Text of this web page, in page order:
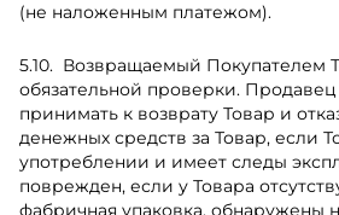
(не наложенным платежом).
Возвращаемый Покупателем
обязательной проверки.
принимать к возврату Товар и
денежных средств за Товар, если
употреблении и имеет следы
поврежден, если у Товара
фабричная упаковка, обнаружены